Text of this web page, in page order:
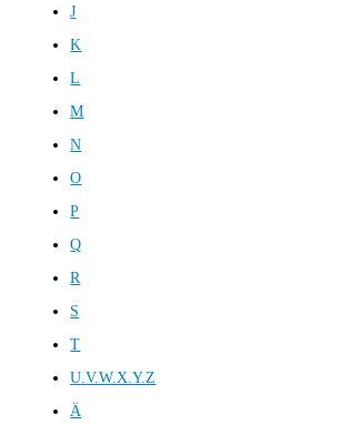
J
K
L
M
N
O
P
Q
R
S
T
U.V.W.X.Y.Z
Ä